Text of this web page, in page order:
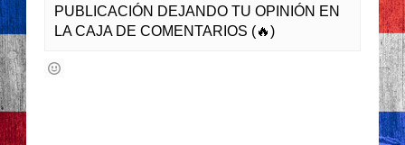
PUBLICACIÓN DEJANDO TU OPINIÓN EN
LA CAJA DE COMENTARIOS (🔥)